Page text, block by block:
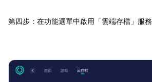
第四步：在功能選單中啟用「雲端存檔」服務